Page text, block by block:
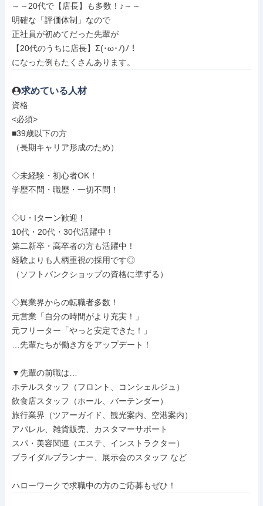
～～20代で【店長】も多数！♪～～
明確な「評価体制」なので
正社員が初めてだった先輩が
【20代のうちに店長】Σ(･ω･ﾉ)ﾉ！
になった例もたくさんあります。
求めている人材
資格
<必須>
■39歳以下の方
（長期キャリア形成のため）
◇未経験・初心者OK！
学歴不問・職歴・一切不問！
◇U・Iターン歓迎！
10代・20代・30代活躍中！
第二新卒・高卒者の方も活躍中！
経験よりも人柄重視の採用です◎
（ソフトバンクショップの資格に準ずる）
◇異業界からの転職者多数！
元営業「自分の時間がより充実！」
元フリーター「やっと安定できた！」
…先輩たちが働き方をアップデート！
▼先輩の前職は…
ホテルスタッフ（フロント、コンシェルジュ）
飲食店スタッフ（ホール、バーテンダー）
旅行業界（ツアーガイド、観光案内、空港案内）
アパレル、雑貨販売、カスタマーサポート
スパ・美容関連（エステ、インストラクター）
ブライダルプランナー、展示会のスタッフ など
ハローワークで求職中の方のご応募もぜひ！